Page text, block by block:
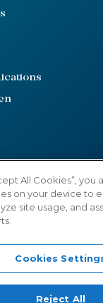
All Cookies”, you
on your device to
site usage, and
Cookies
Reject All